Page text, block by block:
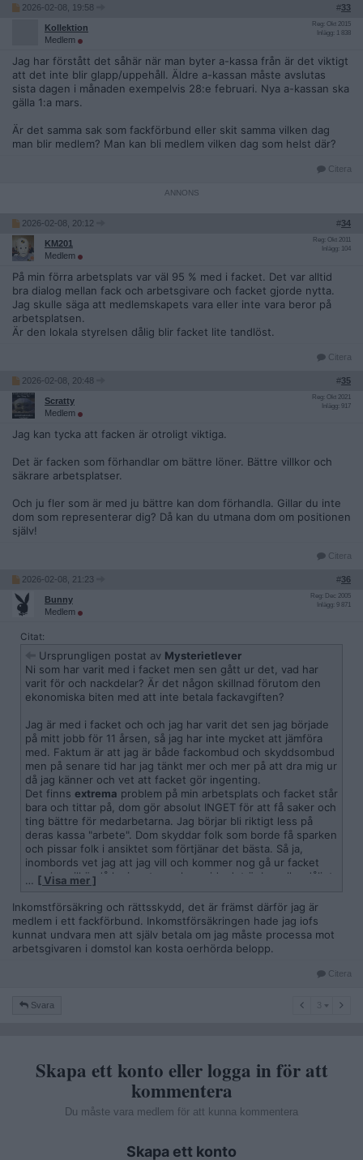
2026-02-08, 19:58 #33
Kollektion
Medlem
Reg: Okt 2015
Inlägg: 1 838
Jag har förstått det såhär när man byter a-kassa från är det viktigt
att det inte blir glapp/uppehåll. Äldre a-kassan måste avslutas
sista dagen i månaden exempelvis 28:e februari. Nya a-kassan ska
gälla 1:a mars.
Är det samma sak som fackförbund eller skit samma vilken dag
man blir medlem? Man kan bli medlem vilken dag som helst där?
Citera
2026-02-08, 20:12 #34
KM201
Medlem
Reg: Okt 2011
Inlägg: 104
På min förra arbetsplats var väl 95 % med i facket. Det var alltid
bra dialog mellan fack och arbetsgivare och facket gjorde nytta.
Jag skulle säga att medlemskapets vara eller inte vara beror på
arbetsplatsen.
Är den lokala styrelsen dålig blir facket lite tandlöst.
Citera
2026-02-08, 20:48 #35
Scratty
Medlem
Reg: Okt 2021
Inlägg: 917
Jag kan tycka att facken är otroligt viktiga.
Det är facken som förhandlar om bättre löner. Bättre villkor och
säkrare arbetsplatser.
Och ju fler som är med ju bättre kan dom förhandla. Gillar du inte
dom som representerar dig? Då kan du utmana dom om positionen
själv!
Citera
2026-02-08, 21:23 #36
Bunny
Medlem
Reg: Dec 2005
Inlägg: 9 871
Citat:
Ursprungligen postat av Mysterietlever
Ni som har varit med i facket men sen gått ur det, vad har
varit för och nackdelar? Är det någon skillnad förutom den
ekonomiska biten med att inte betala fackavgiften?
Jag är med i facket och och jag har varit det sen jag började
på mitt jobb för 11 årsen, så jag har inte mycket att jämföra
med. Faktum är att jag är både fackombud och skyddsombud
men på senare tid har jag tänkt mer och mer på att dra mig ur
då jag känner och vet att facket gör ingenting.
Det finns extrema problem på min arbetsplats och facket står
bara och tittar på, dom gör absolut INGET för att få saker och
ting bättre för medarbetarna. Jag börjar bli riktigt less på
deras kassa "arbete". Dom skyddar folk som borde få sparken
och pissar folk i ansiktet som förtjänar det bästa. Så ja,
inombords vet jag att jag vill och kommer nog gå ur facket
men jag vill ändå ha inputs om huruvida det är bra eller dåligt
att vara med vs inte vara med i facket.
… [ Visa mer ]
Inkomstförsäkring och rättsskydd, det är främst därför jag är
medlem i ett fackförbund. Inkomstförsäkringen hade jag iofs
kunnat undvara men att själv betala om jag måste processa mot
arbetsgivaren i domstol kan kosta oerhörda belopp.
Citera
Svara 3
Skapa ett konto eller logga in för att
kommentera
Du måste vara medlem för att kunna kommentera
Skapa ett konto